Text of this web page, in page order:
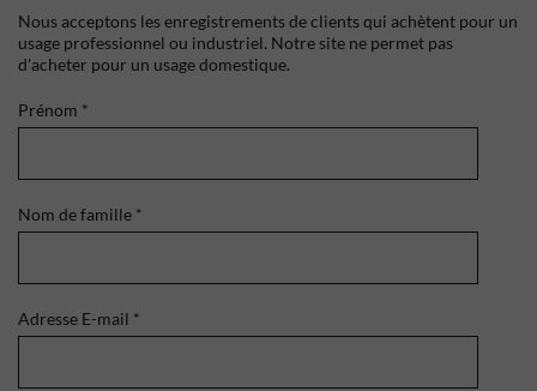
Nous acceptons les enregistrements de clients qui achètent pour un
usage professionnel ou industriel. Notre site ne permet pas
d'acheter pour un usage domestique.
Prénom *
Nom de famille *
Adresse E-mail *